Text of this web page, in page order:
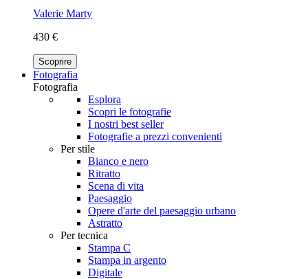
Valerie Marty
430 €
Scoprire
Fotografia
Fotografia
Esplora
Scopri le fotografie
I nostri best seller
Fotografie a prezzi convenienti
Per stile
Bianco e nero
Ritratto
Scena di vita
Paesaggio
Opere d'arte del paesaggio urbano
Astratto
Per tecnica
Stampa C
Stampa in argento
Digitale